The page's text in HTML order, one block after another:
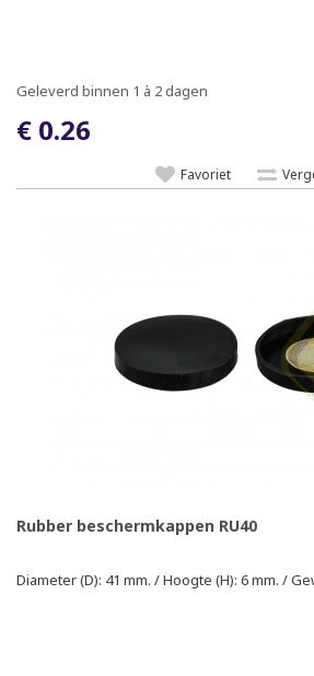
Geleverd binnen 1 à 2 dagen
€ 0.26
Favoriet
Rubber beschermkappen RU40
Diameter (D): 41 mm. / Hoogte (H): 6 mm. /